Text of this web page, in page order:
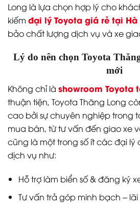
Long là lựa chọn hợp lý cho
kiếm đại lý Toyota giá rẻ tại Hà
bảo chất lượng dịch vụ và xe
Lý do nên chọn Toyota
mới
Không chỉ là showroom Toyota
thuận tiện, Toyota Thăng Long
cao bởi sự chuyên nghiệp trong
mua bán, từ tư vấn đến giao xe
cũng là một trong số ít các đại
dịch vụ như:
Hỗ trợ làm biển số & đăng ký
Tư vấn trả góp minh bạch – lãi